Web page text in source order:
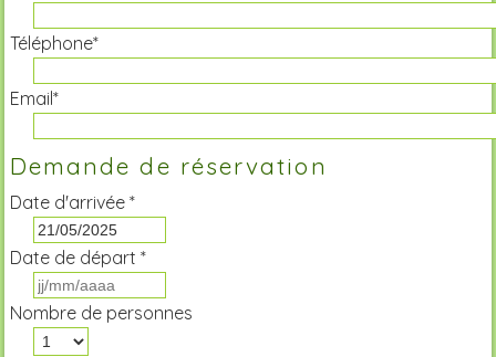
Téléphone*
Email*
Demande de réservation
Date d'arrivée *
Date de départ *
Nombre de personnes